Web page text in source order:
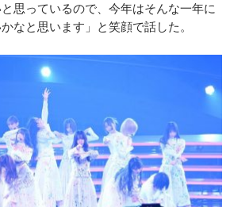
思っているので、今年はそんな一年に
なと思います」と笑顔で話した。